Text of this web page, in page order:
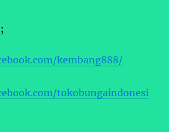
kembang888/
tokobungaindonesi